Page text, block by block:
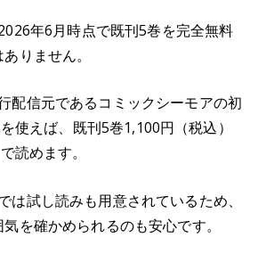
年6月時点で既刊5巻を完全無料
りません。
配信元であるコミックシーモアの初
使えば、既刊5巻1,100円（税込）
読めます。
は試し読みも用意されているため、
を確かめられるのも安心です。